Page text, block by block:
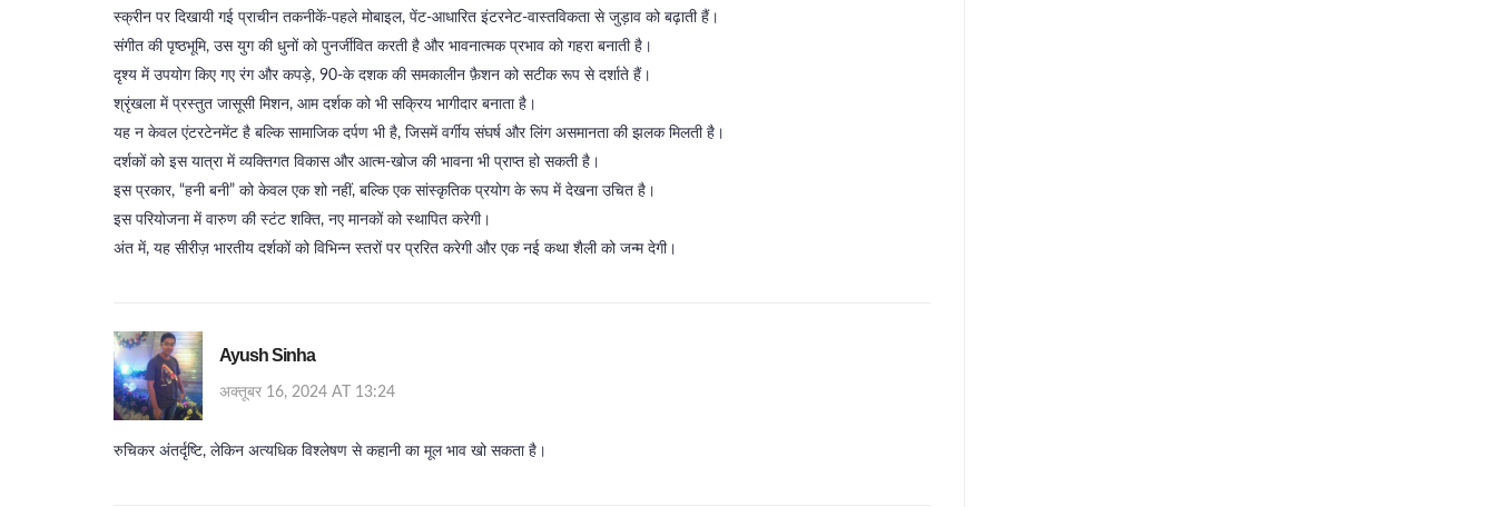
स्क्रीन पर दिखायी गई प्राचीन तकनीकें-पहले मोबाइल, पेंट‑आधारित इंटरनेट-वास्तविकता से जुड़ाव को बढ़ाती हैं।
संगीत की पृष्ठभूमि, उस युग की धुनों को पुनर्जीवित करती है और भावनात्मक प्रभाव को गहरा बनाती है।
दृश्य में उपयोग किए गए रंग और कपड़े, 90‑के दशक की समकालीन फ़ैशन को सटीक रूप से दर्शाते हैं।
श्रृंखला में प्रस्तुत जासूसी मिशन, आम दर्शक को भी सक्रिय भागीदार बनाता है।
यह न केवल एंटरटेनमेंट है बल्कि सामाजिक दर्पण भी है, जिसमें वर्गीय संघर्ष और लिंग असमानता की झलक मिलती है।
दर्शकों को इस यात्रा में व्यक्तिगत विकास और आत्म‑खोज की भावना भी प्राप्त हो सकती है।
इस प्रकार, “हनी बनी” को केवल एक शो नहीं, बल्कि एक सांस्कृतिक प्रयोग के रूप में देखना उचित है।
इस परियोजना में वारुण की स्टंट शक्ति, नए मानकों को स्थापित करेगी।
अंत में, यह सीरीज़ भारतीय दर्शकों को विभिन्न स्तरों पर प्ररित करेगी और एक नई कथा शैली को जन्म देगी।
Ayush Sinha
अक्तूबर 16, 2024 AT 13:24
रुचिकर अंतर्दृष्टि, लेकिन अत्यधिक विश्लेषण से कहानी का मूल भाव खो सकता है।